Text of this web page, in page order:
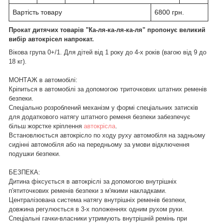
Вартість товару 6800 грн.
Прокат дитячих товарів "Ка-ля-ка-ля-ка-ля" пропонує великий
вибір автокрісел напрокат.
Вікова група 0+/1. Для дітей від 1 року до 4-х років (вагою від 9 до
18 кг).
МОНТАЖ в автомобілі:
Кріпиться в автомобілі за допомогою триточкових штатних ременів
безпеки.
Спеціально розроблений механізм у формі спеціальних затисків
для додаткового натягу штатного ременя безпеки забезпечує
більш жорстке кріплення автокрісла.
Встановлюється автокрісло по ходу руху автомобіля на задньому
сидінні автомобіля або на передньому за умови відключення
подушки безпеки.
БЕЗПЕКА:
Дитина фіксується в автокріслі за допомогою внутрішніх
п'ятиточкових ременів безпеки з м'якими накладками.
Централізована система натягу внутрішніх ременів безпеки,
довжина регулюється в 3-х положеннях одним рухом руки.
Спеціальні гачки-власники утримують внутрішній ремінь при